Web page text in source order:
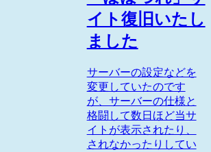
イト復旧いたし
ました
サーバーの設定などを
変更していたのです
が、サーバーの仕様と
格闘して数日ほど当サ
イトが表示されたり、
されなかったりしてい